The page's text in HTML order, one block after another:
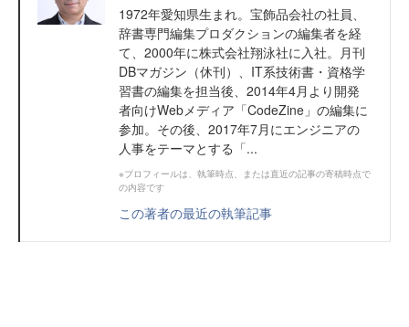
1972年愛知県生まれ。宝飾品会社の社員、
辞書専門編集プロダクションの編集者を経
て、2000年に株式会社翔泳社に入社。月刊
DBマガジン（休刊）、IT系技術書・資格学
習書の編集を担当後、2014年4月より開発
者向けWebメディア「CodeZine」の編集に
参加。その後、2017年7月にエンジニアの
人事をテーマとする「...
※プロフィールは、執筆時点、または直近の記事の寄稿時点で
の内容です
この著者の最近の執筆記事